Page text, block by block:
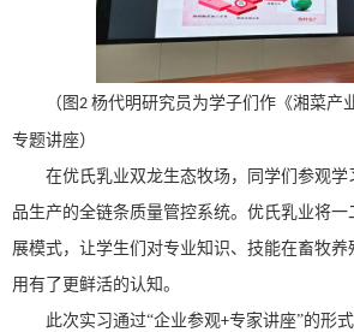
（图2 杨代明研究员为学子们作《湘菜产
专题讲座）
在优氏乳业双龙生态牧场， 同学们参观学
品生产的全链条质量管控系统。优氏乳业将一
展模式，让学生们对专业知识、技能在畜牧养
用有了更鲜活的认知。
此次实习通过“企业参观+专家讲座”的形